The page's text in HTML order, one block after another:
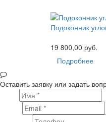
Подоконник
19 800,00 руб.
Подробнее
Оставить заявку или задать